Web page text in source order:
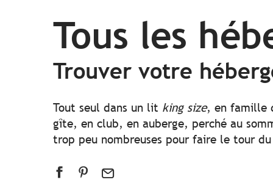
Tous les
Trouver votre
Tout seul dans un lit king size, en famille
gîte, en club, en auberge, perché au
trop peu nombreuses pour faire le tour